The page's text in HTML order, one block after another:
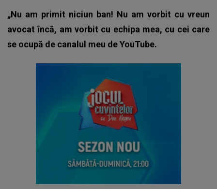
„Nu am primit niciun ban! Nu am vorbit cu vreun
avocat încă, am vorbit cu echipa mea, cu cei care
se ocupă de canalul meu de YouTube.